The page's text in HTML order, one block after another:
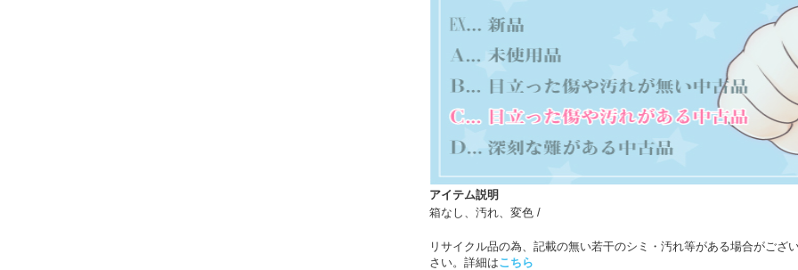
アイテム説明
箱なし、汚れ、変色 /
リサイクル品の為、記載の無い若干のシミ・汚れ等がある場合がござ
さい。詳細はこちら